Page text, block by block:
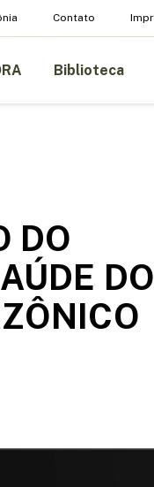
Contato
Biblioteca
DO
DO